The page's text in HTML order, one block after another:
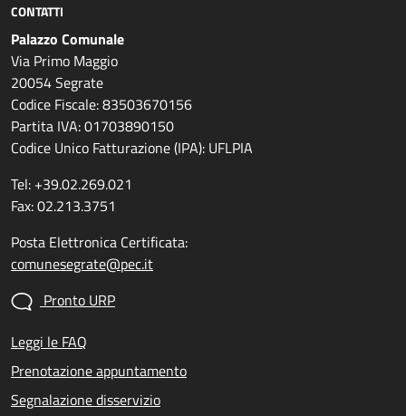
CONTATTI
Palazzo Comunale
Via Primo Maggio
20054 Segrate
Codice Fiscale: 83503670156
Partita IVA: 01703890150
Codice Unico Fatturazione (IPA): UFLPIA
Tel: +39.02.269.021
Fax: 02.213.3751
Posta Elettronica Certificata:
comunesegrate@pec.it
Pronto URP
Leggi le FAQ
Prenotazione appuntamento
Segnalazione disservizio